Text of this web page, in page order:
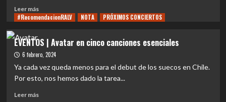
a
Avatar
nuestro
país
Leer másLeer
más
|
Avatar:
su
evolución
musical
a
#RecomendacionRALV NOTA PRÓXIMOS CONCIERTOS
EVENTOS | Avatar en cinco canciones esenciales
6 febrero, 2024
Ya cada vez queda menos para el debut de los suecos en Chile.
Por esto, nos hemos dado la tarea...
Leer másLeer